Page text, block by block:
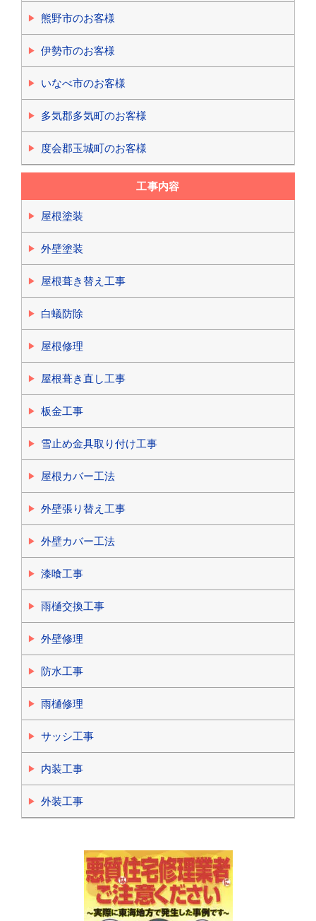
熊野市のお客様
伊勢市のお客様
いなべ市のお客様
多気郡多気町のお客様
度会郡玉城町のお客様
工事内容
屋根塗装
外壁塗装
屋根葺き替え工事
白蟻防除
屋根修理
屋根葺き直し工事
板金工事
雪止め金具取り付け工事
屋根カバー工法
外壁張り替え工事
外壁カバー工法
漆喰工事
雨樋交換工事
外壁修理
防水工事
雨樋修理
サッシ工事
内装工事
外装工事